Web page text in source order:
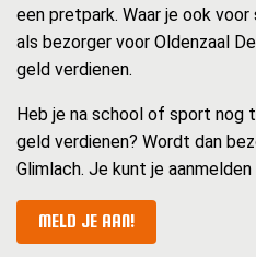
een pretpark. Waar je ook
als bezorger voor Oldenzaal
geld verdienen.
Heb je na school of sport nog
geld verdienen? Wordt dan
Glimlach. Je kunt je
MELD JE AAN!